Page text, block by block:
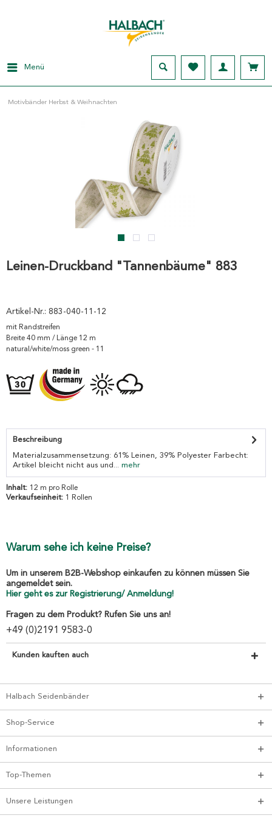
Menü
Motivbänder Herbst & Weihnachten
Leinen-Druckband "Tannenbäume" 883
Artikel-Nr.: 883-040-11-12
mit Randstreifen
Breite 40 mm / Länge 12 m
natural/white/moss green - 11
Beschreibung
Materialzusammensetzung: 61% Leinen, 39% Polyester Farbecht:
Artikel bleicht nicht aus und... mehr
Inhalt: 12 m pro Rolle
Verkaufseinheit: 1 Rollen
Warum sehe ich keine Preise?
Um in unserem B2B-Webshop einkaufen zu können müssen Sie
angemeldet sein.
Hier geht es zur Registrierung/ Anmeldung!
Fragen zu dem Produkt? Rufen Sie uns an!
+49 (0)2191 9583-0
Kunden kauften auch
Halbach Seidenbänder
Shop-Service
Informationen
Top-Themen
Unsere Leistungen